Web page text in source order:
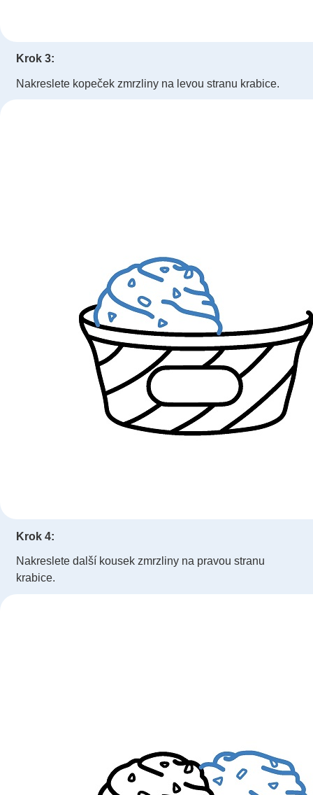
Krok 3:
Nakreslete kopeček zmrzliny na levou stranu krabice.
Krok 4:
Nakreslete další kousek zmrzliny na pravou stranu
krabice.